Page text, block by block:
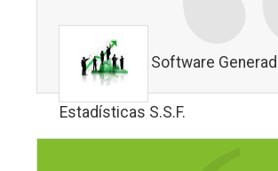
Software
Estadísticas S.S.F.